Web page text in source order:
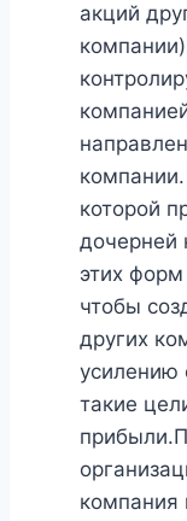
акций
которой
дочерней
этих
чтобы
других
усилению
такие
компания